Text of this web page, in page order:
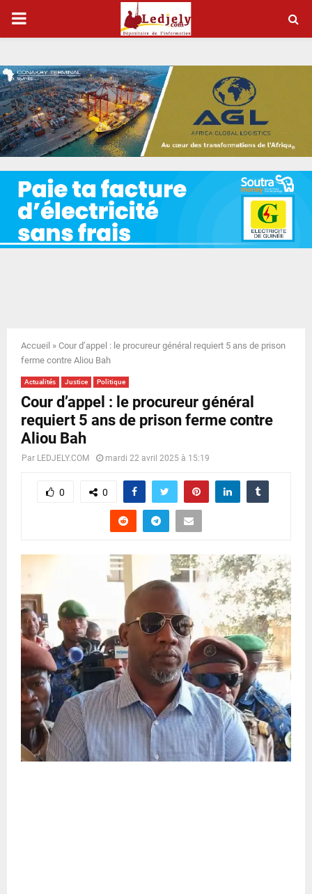
P
I
M
A
R
Y
N
U
Accueil » Cour d’appel : le procureur général requiert 5 ans de prison
ferme contre Aliou Bah
Actualités Justice Politique
Cour d’appel : le procureur général
requiert 5 ans de prison ferme contre
Aliou Bah
Par LEDJELY.COM mardi 22 avril 2025 à 15:19
0 0